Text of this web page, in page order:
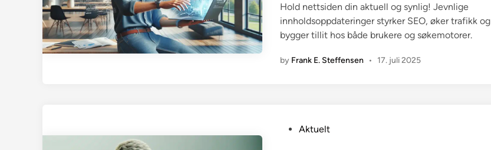
i
n
Hold nettsiden din aktuell og synlig! Jevnlige
innholdsoppdateringer styrker SEO, øker trafikk og
bygger tillit hos både brukere og søkemotorer.
by Frank E. Steffensen • 17. juli 2025
Aktuelt